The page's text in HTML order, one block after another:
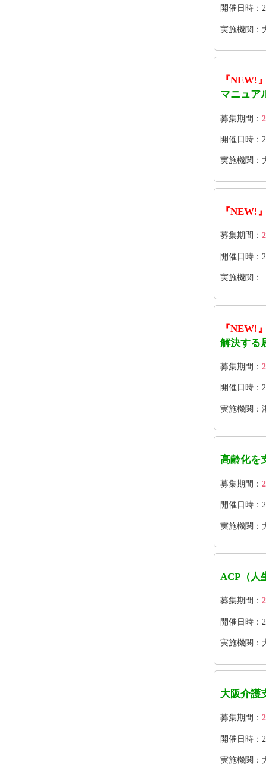
開催日時：
実施機関：
『NEW!
マニュア
募集期間：
開催日時：
実施機関：
『NEW!
募集期間：
開催日時：
実施機関：
『NEW!
解決する
募集期間：
開催日時：
実施機関：
高齢化を
募集期間：
開催日時：
実施機関：
ACP（人
募集期間：
開催日時：
実施機関：
大阪介護
募集期間：
開催日時：
実施機関：